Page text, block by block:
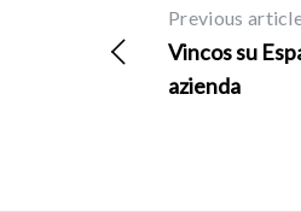
Previous
Vincos su
azienda